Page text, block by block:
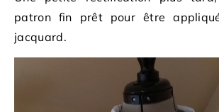
patron fin prêt pour être
jacquard.